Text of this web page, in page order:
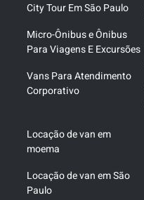
City Tour Em São Paulo
Micro-Ônibus e Ônibus
Para Viagens E Excursões
Vans Para Atendimento
Corporativo
Locação de van em
moema
Locação de van em São
Paulo